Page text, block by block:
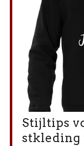
Stijltips
stkleding